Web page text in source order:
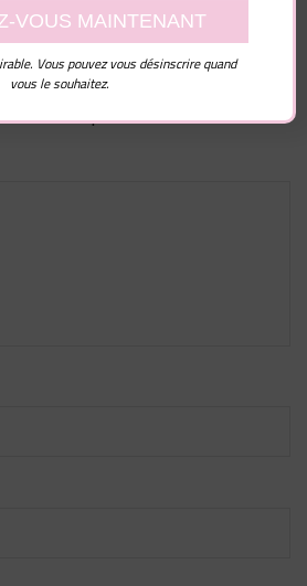
ne sera pas publiée.
sont indiqués avec*
Vous pouvez vous désinscrire quand
vous le souhaitez.